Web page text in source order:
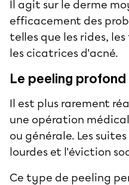
Il agit sur le derme
efficacement des
telles que les rides,
les cicatrices d'acné.
Le peeling profond
Il est plus rarement
une opération
ou générale. Les
lourdes et l'éviction
Ce type de peeling